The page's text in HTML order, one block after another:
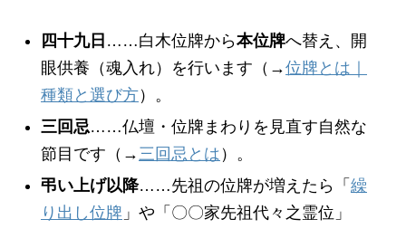
四十九日 ……白木位牌から本位牌へ替え、開
眼供養（魂入れ）を行います（→位牌とは｜
種類と選び方）。
三回忌……仏壇・位牌まわりを見直す自然な
節目です（→ 三回忌とは ）。
弔い上げ以降……先祖の位牌が増えたら「 繰
り出し位牌 」や「〇〇家先祖代々之霊位」